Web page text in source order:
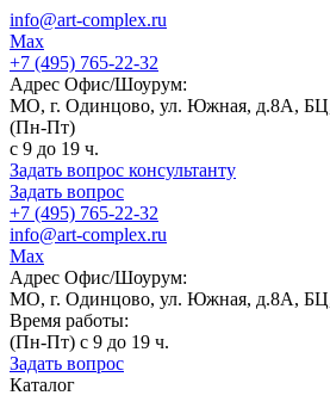
info@art-complex.ru
Max
+7 (495) 765-22-32
Адрес Офис/Шоурум:
МО, г. Одинцово, ул. Южная, д.8А,
(Пн-Пт)
с 9 до 19 ч.
Задать вопрос консультанту
Задать вопрос
+7 (495) 765-22-32
info@art-complex.ru
Max
Адрес Офис/Шоурум:
МО, г. Одинцово, ул. Южная, д.8А,
Время работы:
(Пн-Пт) с 9 до 19 ч.
Задать вопрос
Каталог